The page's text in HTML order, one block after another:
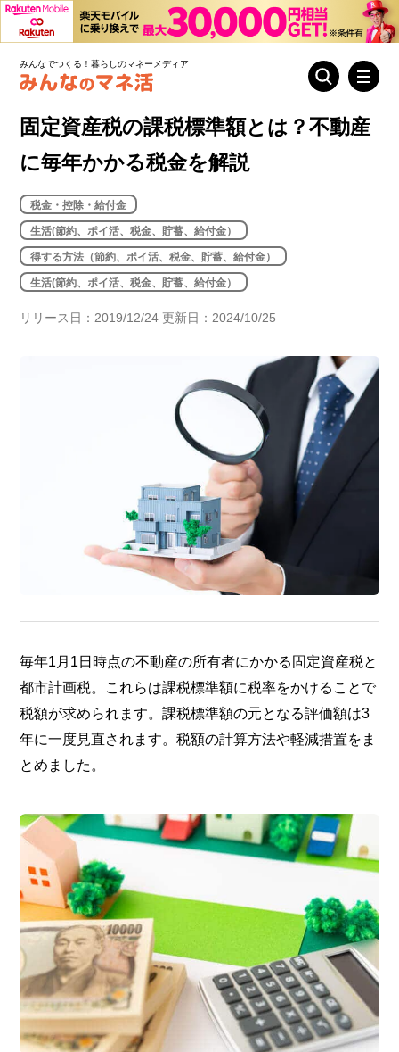
みんなでつくる！暮らしのマネーメディア
固定資産税の課税標準額とは？不動産
に毎年かかる税金を解説
税金・控除・給付金
生活(節約、ポイ活、税金、貯蓄、給付金）
得する方法（節約、ポイ活、税金、貯蓄、給付金）
生活(節約、ポイ活、税金、貯蓄、給付金）
リリース日：2019/12/24 更新日：2024/10/25
毎年1月1日時点の不動産の所有者にかかる固定資産税と
都市計画税。これらは課税標準額に税率をかけることで
税額が求められます。課税標準額の元となる評価額は3
年に一度見直されます。税額の計算方法や軽減措置をま
とめました。